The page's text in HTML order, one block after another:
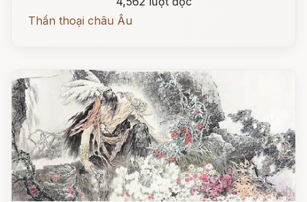
Thần thoại châu Âu